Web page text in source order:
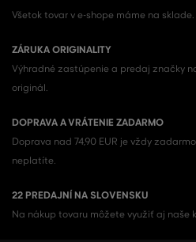
Všetok tovar v e-shope máme na sklade.
ZÁRUKA ORIGINALITY
Výhradné zastúpenie a predaj značky
originál.
DOPRAVA A VRÁTENIE ZADARMO
Doprava nad 74,90 EUR je vždy
neplatíte.
22 PREDAJNÍ NA SLOVENSKU
Na nákup tovaru môžete využiť aj naše